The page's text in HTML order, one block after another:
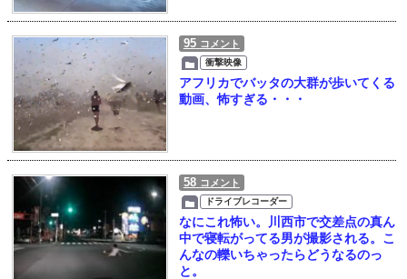
95 コメント
衝撃映像
アフリカでバッタの大群が歩いてくる
動画、怖すぎる・・・
58 コメント
ドライブレコーダー
なにこれ怖い。川西市で交差点の真ん
中で寝転がってる男が撮影される。こ
んなの轢いちゃったらどうなるのっ
と。